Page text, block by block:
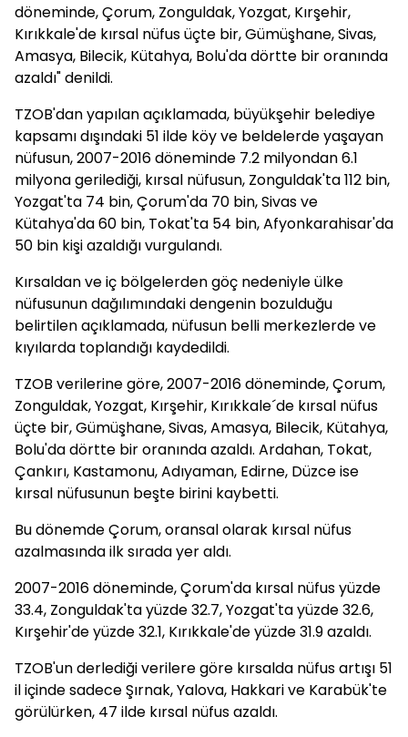
döneminde, Çorum, Zonguldak, Yozgat, Kırşehir,
Kırıkkale'de kırsal nüfus üçte bir, Gümüşhane, Sivas,
Amasya, Bilecik, Kütahya, Bolu'da dörtte bir oranında
azaldı" denildi.
TZOB'dan yapılan açıklamada, büyükşehir belediye
kapsamı dışındaki 51 ilde köy ve beldelerde yaşayan
nüfusun, 2007-2016 döneminde 7.2 milyondan 6.1
milyona gerilediği, kırsal nüfusun, Zonguldak'ta 112 bin,
Yozgat'ta 74 bin, Çorum'da 70 bin, Sivas ve
Kütahya'da 60 bin, Tokat'ta 54 bin, Afyonkarahisar'da
50 bin kişi azaldığı vurgulandı.
Kırsaldan ve iç bölgelerden göç nedeniyle ülke
nüfusunun dağılımındaki dengenin bozulduğu
belirtilen açıklamada, nüfusun belli merkezlerde ve
kıyılarda toplandığı kaydedildi.
TZOB verilerine göre, 2007-2016 döneminde, Çorum,
Zonguldak, Yozgat, Kırşehir, Kırıkkale´de kırsal nüfus
üçte bir, Gümüşhane, Sivas, Amasya, Bilecik, Kütahya,
Bolu'da dörtte bir oranında azaldı. Ardahan, Tokat,
Çankırı, Kastamonu, Adıyaman, Edirne, Düzce ise
kırsal nüfusunun beşte birini kaybetti.
Bu dönemde Çorum, oransal olarak kırsal nüfus
azalmasında ilk sırada yer aldı.
2007-2016 döneminde, Çorum'da kırsal nüfus yüzde
33.4, Zonguldak'ta yüzde 32.7, Yozgat'ta yüzde 32.6,
Kırşehir'de yüzde 32.1, Kırıkkale'de yüzde 31.9 azaldı.
TZOB'un derlediği verilere göre kırsalda nüfus artışı 51
il içinde sadece Şırnak, Yalova, Hakkari ve Karabük'te
görülürken, 47 ilde kırsal nüfus azaldı.